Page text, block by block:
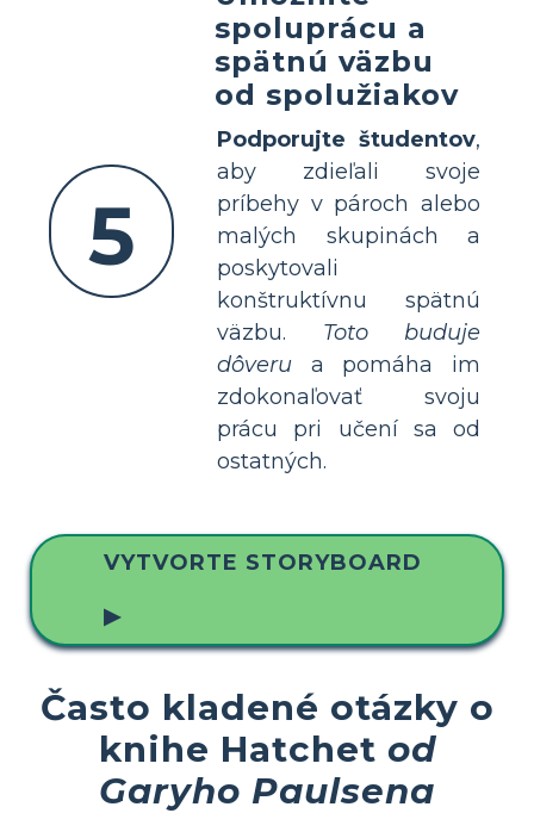
5
spoluprácu a
spätnú väzbu
od spolužiakov
Podporujte študentov,
aby zdieľali svoje
príbehy v pároch alebo
malých skupinách a
poskytovali
konštruktívnu spätnú
väzbu. Toto buduje
dôveru a pomáha im
zdokonaľovať svoju
prácu pri učení sa od
ostatných.
VYTVORTE STORYBOARD
▶
Často kladené otázky o
knihe Hatchet od
Garyho Paulsena